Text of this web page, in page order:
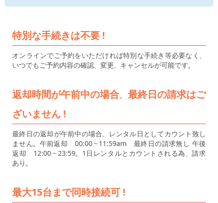
特別な手続きは不要 !
オンラインでご予約をいただければ特別な手続き等必要なく、
いつでもご予約内容の確認、変更、キャンセルが可能です。
返却時間が午前中の場合、最終日の請求はご
ざいません !
最終日の返却が午前中の場合、レンタル日としてカウント致し
ません。午前返却 00:00～11:59am 最終日の請求無し 午後
返却 12:00～23:59。1日レンタルとカウントされる為、請求
あり。
最大15台まで同時接続可 !